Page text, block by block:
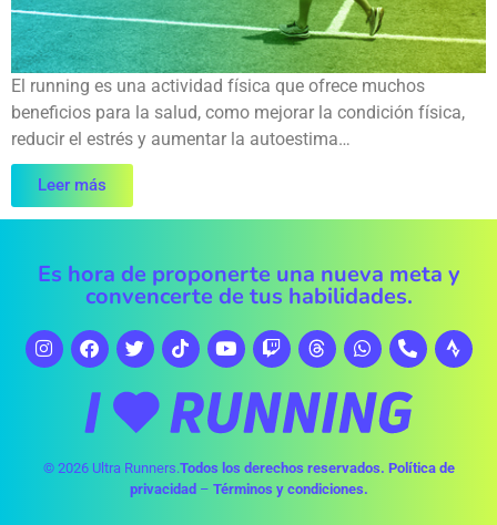
El running es una actividad física que ofrece muchos
beneficios para la salud, como mejorar la condición física,
reducir el estrés y aumentar la autoestima…
Leer más
Es hora de proponerte una nueva meta y
convencerte de tus habilidades.
© 2026 Ultra Runners.Todos los derechos reservados. Política de
privacidad – Términos y condiciones.